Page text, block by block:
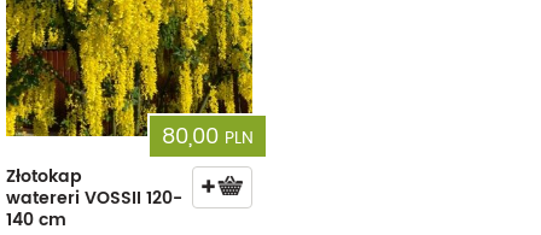
80,00 PLN
Złotokap
watereri VOSSII 120-
140 cm